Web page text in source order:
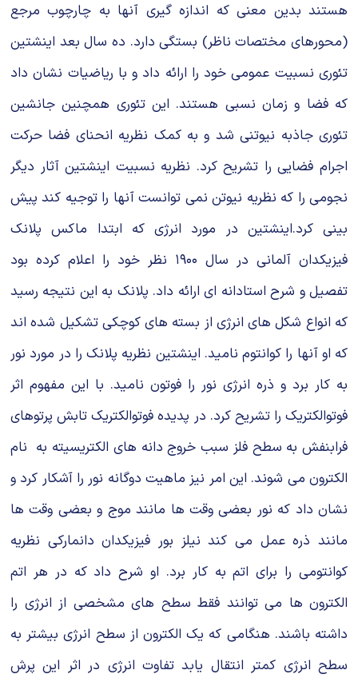
هستند بدین معنى که اندازه گیرى آنها به چارچوب مرجع
(محورهاى مختصات ناظر) بستگى دارد. ده سال بعد اینشتین
تئورى نسبیت عمومى خود را ارائه داد و با ریاضیات نشان داد
که فضا و زمان نسبى هستند. این تئورى همچنین جانشین
تئورى جاذبه نیوتنى شد و به کمک نظریه انحناى فضا حرکت
اجرام فضایى را تشریح کرد. نظریه نسبیت اینشتین آثار دیگر
نجومى را که نظریه نیوتن نمى توانست آنها را توجیه کند پیش
بینى کرد.اینشتین در مورد انرژى که ابتدا ماکس پلانک
فیزیکدان آلمانى در سال ۱۹۰۰ نظر خود را اعلام کرده بود
تفصیل و شرح استادانه اى ارائه داد. پلانک به این نتیجه رسید
که انواع شکل هاى انرژى از بسته هاى کوچکى تشکیل شده اند
که او آنها را کوانتوم نامید. اینشتین نظریه پلانک را در مورد نور
به کار برد و ذره انرژى نور را فوتون نامید. با این مفهوم اثر
فوتوالکتریک را تشریح کرد. در پدیده فوتوالکتریک تابش پرتوهاى
فرابنفش به سطح فلز سبب خروج دانه هاى الکتریسیته به نام
الکترون مى شوند. این امر نیز ماهیت دوگانه نور را آشکار کرد و
نشان داد که نور بعضى وقت ها مانند موج و بعضى وقت ها
مانند ذره عمل مى کند نیلز بور فیزیکدان دانمارکى نظریه
کوانتومى را براى اتم به کار برد. او شرح داد که در هر اتم
الکترون ها مى توانند فقط سطح هاى مشخصى از انرژى را
داشته باشند. هنگامى که یک الکترون از سطح انرژى بیشتر به
سطح انرژى کمتر انتقال یابد تفاوت انرژى در اثر این پرش